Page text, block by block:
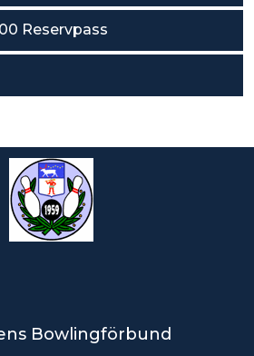
Reservpass
Bowlingförbund